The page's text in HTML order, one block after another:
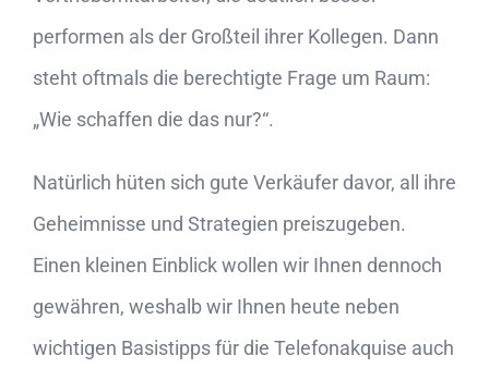
performen als der Großteil ihrer Kollegen. Dann
steht oftmals die berechtigte Frage um Raum:
„Wie schaffen die das nur?“.
Natürlich hüten sich gute Verkäufer davor, all ihre
Geheimnisse und Strategien preiszugeben.
Einen kleinen Einblick wollen wir Ihnen dennoch
gewähren, weshalb wir Ihnen heute neben
wichtigen Basistipps für die Telefonakquise auch